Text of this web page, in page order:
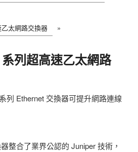
太網路交換器
»
列超高速乙太網路
列 Ethernet 交換器可提升網路連線
整合了業界公認的 Juniper 技術，